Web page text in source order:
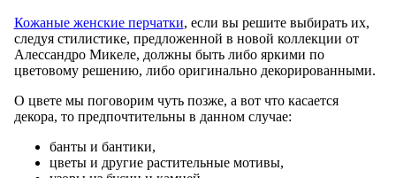
Кожаные женские перчатки, если вы решите выбирать их,
следуя стилистике, предложенной в новой коллекции от
Алессандро Микеле, должны быть либо яркими по
цветовому решению, либо оригинально декорированными.
О цвете мы поговорим чуть позже, а вот что касается
декора, то предпочтительны в данном случае:
банты и бантики,
цветы и другие растительные мотивы,